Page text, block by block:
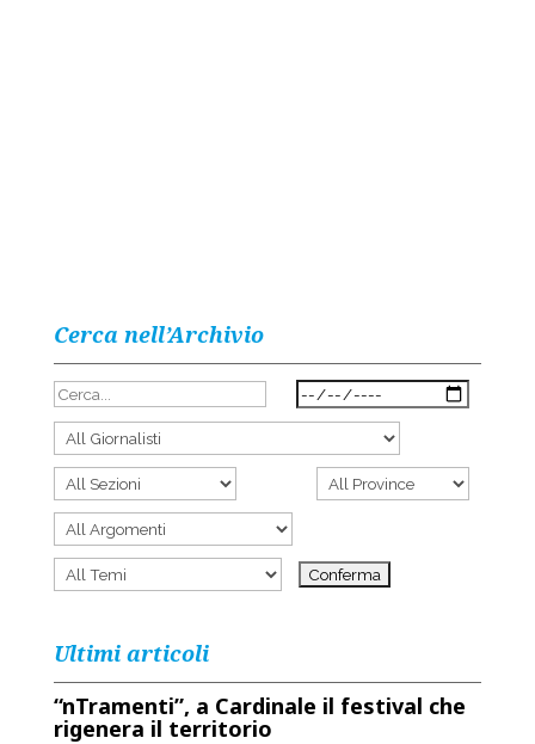
Cerca nell’Archivio
Ultimi articoli
“nTramenti”, a Cardinale il festival che
rigenera il territorio